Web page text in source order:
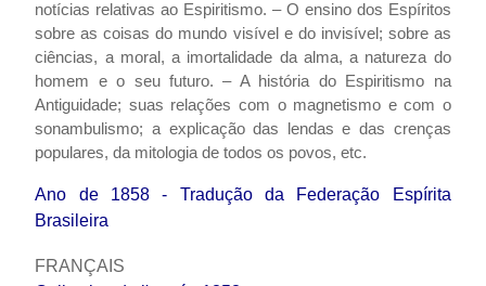
notícias relativas ao Espiritismo. – O ensino dos Espíritos
sobre as coisas do mundo visível e do invisível; sobre as
ciências, a moral, a imortalidade da alma, a natureza do
homem e o seu futuro. – A história do Espiritismo na
Antiguidade; suas relações com o magnetismo e com o
sonambulismo; a explicação das lendas e das crenças
populares, da mitologia de todos os povos, etc.
Ano de 1858 - Tradução da Federação Espírita
Brasileira
FRANÇAIS